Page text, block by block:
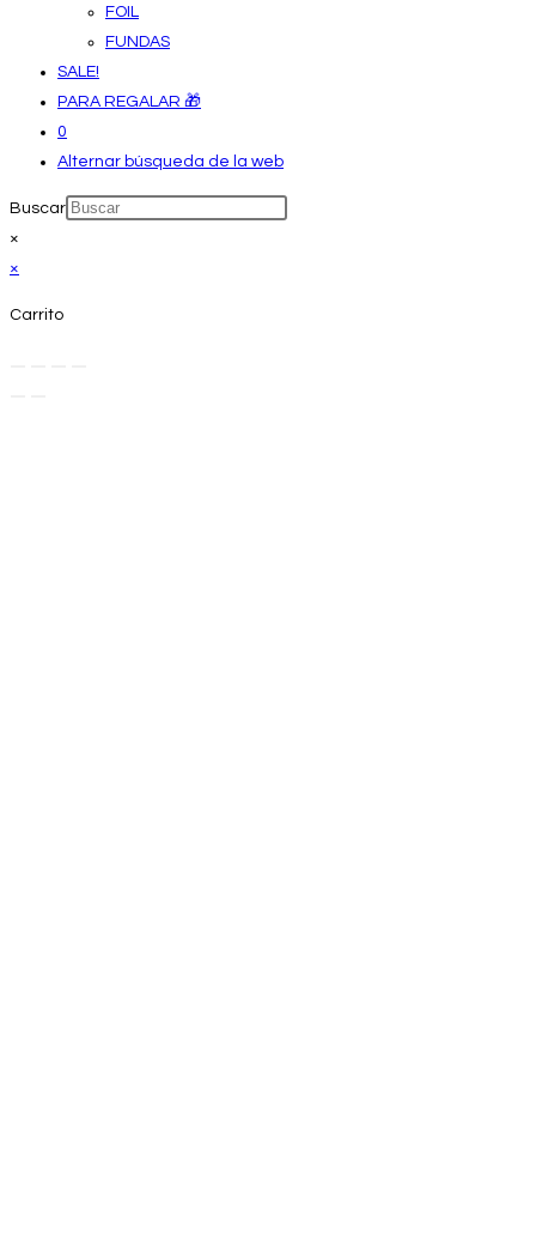
FOIL
FUNDAS
SALE!
PARA REGALAR 🎁
0
Alternar búsqueda de la web
Buscar
×
×
Carrito